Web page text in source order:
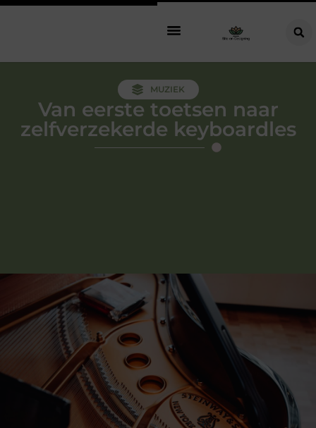
MUZIEK
Van eerste toetsen naar
zelfverzekerde keyboardles